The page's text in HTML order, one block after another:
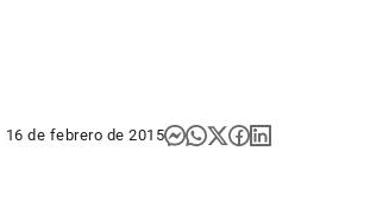
16 de febrero de 2015